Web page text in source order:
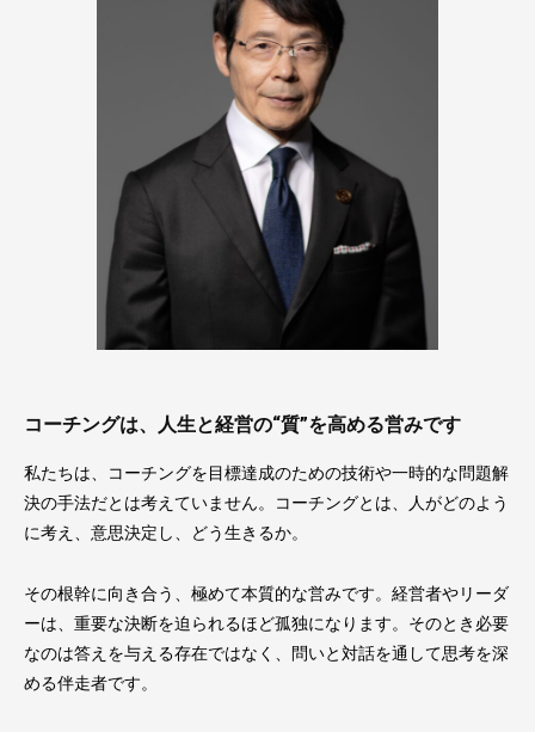
コーチングは、人生と経営の“質”を高める営みです
私たちは、コーチングを目標達成のための技術や一時的な問題解
決の手法だとは考えていません。コーチングとは、人がどのよう
に考え、意思決定し、どう生きるか。
その根幹に向き合う、極めて本質的な営みです。経営者やリーダ
ーは、重要な決断を迫られるほど孤独になります。そのとき必要
なのは答えを与える存在ではなく、問いと対話を通して思考を深
める伴走者です。